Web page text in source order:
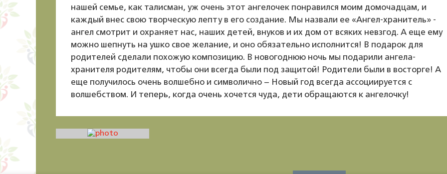
нашей семье, как талисман, уж очень этот ангелочек понравился моим домочадцам, и
каждый внес свою творческую лепту в его создание. Мы назвали ее «Ангел-хранитель» -
ангел смотрит и охраняет нас, наших детей, внуков и их дом от всяких невзгод. А еще ему
можно шепнуть на ушко свое желание, и оно обязательно исполнится! В подарок для
родителей сделали похожую композицию. В новогоднюю ночь мы подарили ангела-
хранителя родителям, чтобы они всегда были под защитой! Родители были в восторге! А
еще получилось очень волшебно и символично – Новый год всегда ассоциируется с
волшебством. И теперь, когда очень хочется чуда, дети обращаются к ангелочку!